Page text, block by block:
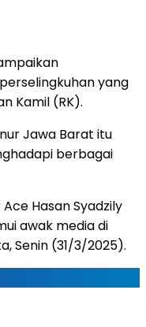
yang
Kamil (RK).
Jawa Barat itu
berbagai
Hasan Syadzily
awak media di
Senin (31/3/2025).